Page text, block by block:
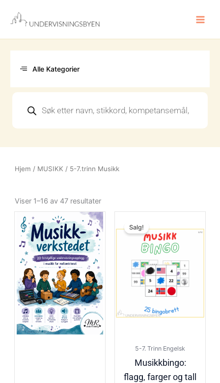
innholdet
Alle Kategorier
search
Hjem / MUSIKK / 5-7.trinn Musikk
Viser 1–16 av 47 resultateretter
Salg!
5-7. Trinn Engelsk
Musikkbingo:
flagg, farger og tall
pris
var:
pris
er: